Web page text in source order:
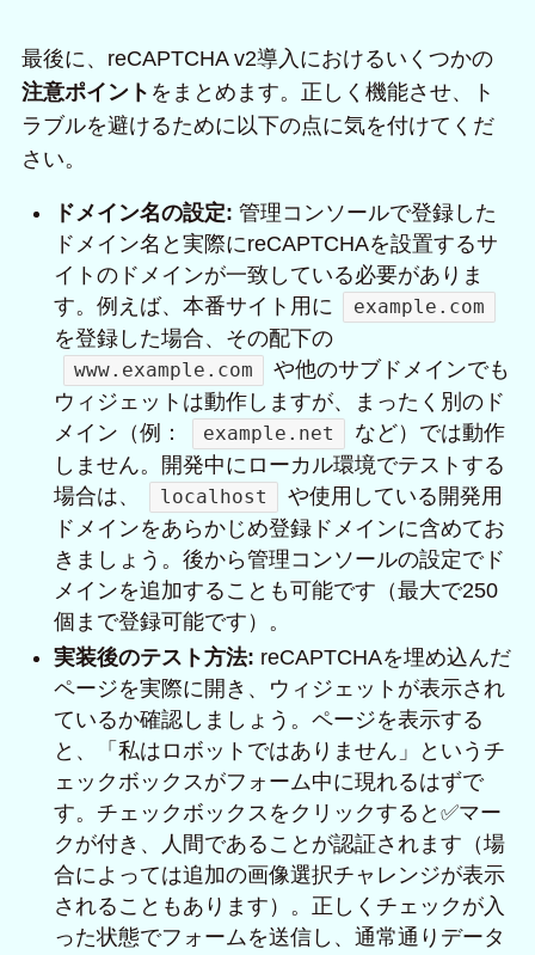
最後に、reCAPTCHA v2導入におけるいくつかの
注意ポイント をまとめます。正しく機能させ、ト
ラブルを避けるために以下の点に気を付けてくだ
さい。
ドメイン名の設定: 管理コンソールで登録した
ドメイン名と実際にreCAPTCHAを設置するサ
イトのドメインが一致している必要がありま
す。例えば、本番サイト用に
example.com
を登録した場合、その配下の
www.example.com
や他のサブドメインでも
ウィジェットは動作しますが、まったく別のド
メイン（例：
example.net
など）では動作
しません。開発中にローカル環境でテストする
場合は、
localhost
や使用している開発用
ドメインをあらかじめ登録ドメインに含めてお
きましょう。後から管理コンソールの設定でド
メインを追加することも可能です（最大で250
個まで登録可能です）。
実装後のテスト方法: reCAPTCHAを埋め込んだ
ページを実際に開き、ウィジェットが表示され
ているか確認しましょう。ページを表示する
と、「私はロボットではありません」というチ
ェックボックスがフォーム中に現れるはずで
す。チェックボックスをクリックすると✅マー
クが付き、人間であることが認証されます（場
合によっては追加の画像選択チャレンジが表示
されることもあります）。正しくチェックが入
った状態でフォームを送信し、通常通りデータ